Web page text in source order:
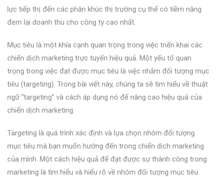
lực tiếp thị đến các phân khúc thị trường cụ thể có tiềm năng
đem lại doanh thu cho công ty cao nhất.
Mục tiêu là một khía cạnh quan trọng trong việc triển khai các
chiến dịch marketing trực tuyến hiệu quả. Một yếu tố quan
trọng trong việc đạt được mục tiêu là việc nhắm đối tượng mục
tiêu (targeting). Trong bài viết này, chúng ta sẽ tìm hiểu về thuật
ngữ “targeting” và cách áp dụng nó để nâng cao hiệu quả của
chiến dịch marketing.
Targeting là quá trình xác định và lựa chọn nhóm đối tượng
mục tiêu mà bạn muốn hướng đến trong chiến dịch marketing
của mình. Một cách hiệu quả để đạt được sự thành công trong
marketing là tìm hiểu và hiểu rõ về nhóm đối tượng mục tiêu